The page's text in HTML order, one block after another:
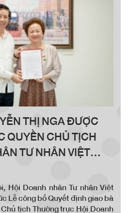
THỊ NGA ĐƯỢC
QUYỀN CHỦ TỊCH
TƯ NHÂN VIỆT
Hội Doanh nhân Tư nhân Việt
Lễ công bố Quyết định giao bà
tịch Thường trực Hội Doanh